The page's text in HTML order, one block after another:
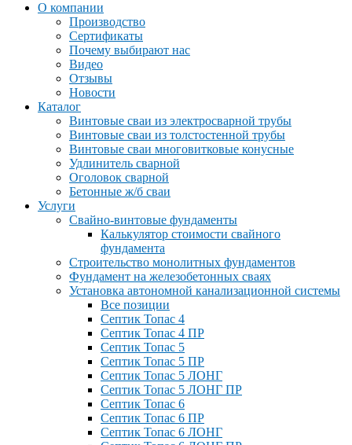
О компании
Производство
Сертификаты
Почему выбирают нас
Видео
Отзывы
Новости
Каталог
Винтовые сваи из электросварной трубы
Винтовые сваи из толстостенной трубы
Винтовые сваи многовитковые конусные
Удлинитель сварной
Оголовок сварной
Бетонные ж/б сваи
Услуги
Свайно-винтовые фундаменты
Калькулятор стоимости свайного
фундамента
Строительство монолитных фундаментов
Фундамент на железобетонных сваях
Установка автономной канализационной системы
Все позиции
Септик Топас 4
Септик Топас 4 ПР
Септик Топас 5
Септик Топас 5 ПР
Септик Топас 5 ЛОНГ
Септик Топас 5 ЛОНГ ПР
Септик Топас 6
Септик Топас 6 ПР
Септик Топас 6 ЛОНГ